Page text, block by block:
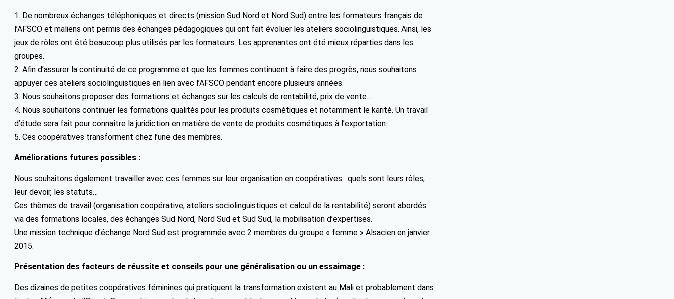
1. De nombreux échanges téléphoniques et directs (mission Sud Nord et Nord Sud) entre les formateurs français de
l’AFSCO et maliens ont permis des échanges pédagogiques qui ont fait évoluer les ateliers sociolinguistiques. Ainsi, les
jeux de rôles ont été beaucoup plus utilisés par les formateurs. Les apprenantes ont été mieux réparties dans les
groupes.
2. Afin d’assurer la continuité de ce programme et que les femmes continuent à faire des progrès, nous souhaitons
appuyer ces ateliers sociolinguistiques en lien avec l’AFSCO pendant encore plusieurs années.
3. Nous souhaitons proposer des formations et échanges sur les calculs de rentabilité, prix de vente…
4. Nous souhaitons continuer les formations qualités pour les produits cosmétiques et notamment le karité. Un travail
d’étude sera fait pour connaître la juridiction en matière de vente de produits cosmétiques à l’exportation.
5. Ces coopératives transforment chez l’une des membres.
Améliorations futures possibles :
Nous souhaitons également travailler avec ces femmes sur leur organisation en coopératives : quels sont leurs rôles,
leur devoir, les statuts…
Ces thèmes de travail (organisation coopérative, ateliers sociolinguistiques et calcul de la rentabilité) seront abordés
via des formations locales, des échanges Sud Nord, Nord Sud et Sud Sud, la mobilisation d’expertises.
Une mission technique d’échange Nord Sud est programmée avec 2 membres du groupe « femme » Alsacien en janvier
2015.
Présentation des facteurs de réussite et conseils pour une généralisation ou un essaimage :
Des dizaines de petites coopératives féminines qui pratiquent la transformation existent au Mali et probablement dans